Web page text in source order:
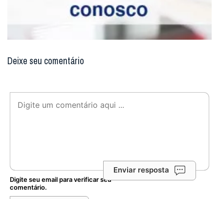
Deixe seu comentário
Enviar resposta
Digite seu email para verificar seu
comentário.